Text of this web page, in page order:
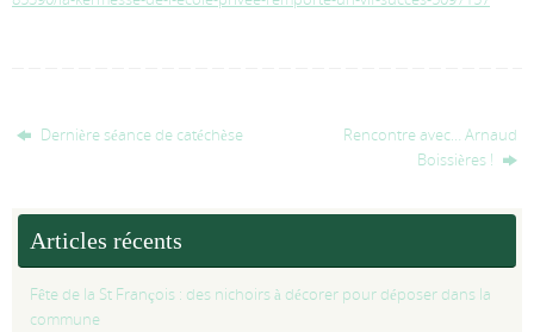
Dernière séance de catéchèse
Rencontre avec… Arnaud
Boissières !
Articles récents
Fête de la St François : des nichoirs à décorer pour déposer dans la
commune